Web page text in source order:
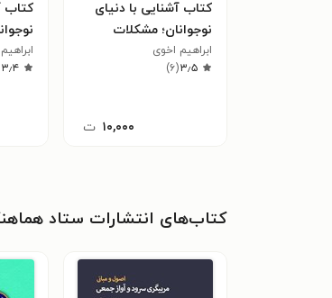
کتاب آشنایی با دنیای
نوجوانان؛ مشکلات
نوجوان
ابراهیم اخوی
۳٫۵(۶)
۱۰,۰۰۰ ت
کتاب
دوران
۳٫۴
کتاب‌های انتشارات ستاد